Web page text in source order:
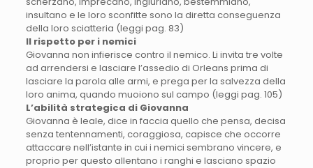
insultano e le loro sconfitte sono la diretta conseguenza
della loro sciatteria (leggi pag. 83)
Il rispetto per i nemici
Giovanna non infierisce contro il nemico. Li invita tre volte
ad arrendersi e lasciare l’assedio di Orleans prima di
lasciare la parola alle armi, e prega per la salvezza della
loro anima, quando muoiono sul campo (leggi pag. 105)
L’abilità strategica di Giovanna
Giovanna è leale, dice in faccia quello che pensa, decisa
senza tentennamenti, coraggiosa, capisce che occorre
attaccare nell’istante in cui i nemici sembrano vincere, e
proprio per questo allentano i ranghi e lasciano spazio